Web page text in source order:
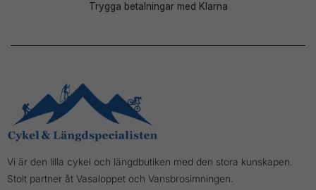
Trygga betalningar med Klarna
Vi är den lilla cykel och längdbutiken med den stora kunskapen.
Stolt partner åt Vasaloppet och Vansbrosimningen.